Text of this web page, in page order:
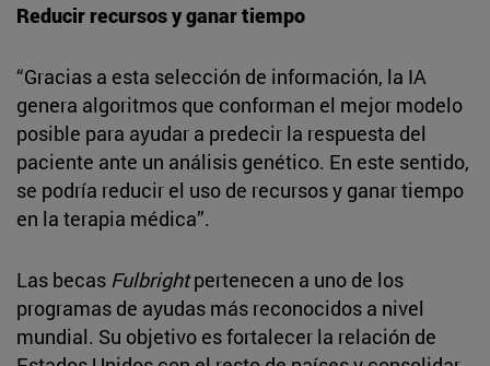
Reducir recursos y ganar tiempo
“Gracias a esta selección de información, la IA
genera algoritmos que conforman el mejor modelo
posible para ayudar a predecir la respuesta del
paciente ante un análisis genético. En este sentido,
se podría reducir el uso de recursos y ganar tiempo
en la terapia médica”.
Las becas Fulbrightpertenecen a uno de los
programas de ayudas más reconocidos a nivel
mundial. Su objetivo es fortalecer la relación de